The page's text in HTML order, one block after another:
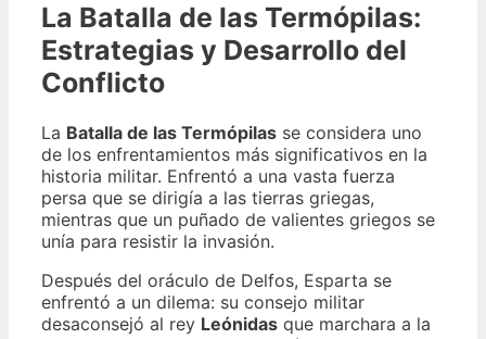
La Batalla de las Termópilas:
Estrategias y Desarrollo del
Conflicto
La Batalla de las Termópilas se considera uno
de los enfrentamientos más significativos en la
historia militar. Enfrentó a una vasta fuerza
persa que se dirigía a las tierras griegas,
mientras que un puñado de valientes griegos se
unía para resistir la invasión.
Después del oráculo de Delfos, Esparta se
enfrentó a un dilema: su consejo militar
desaconsejó al rey Leónidas que marchara a la